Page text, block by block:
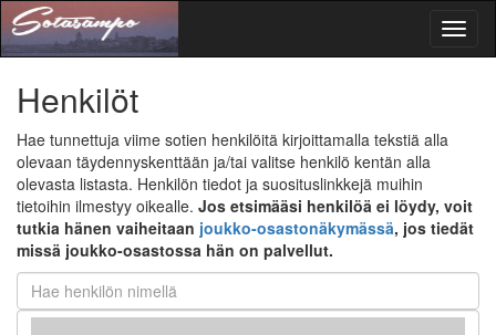
Henkilöt
Hae tunnettuja viime sotien henkilöitä kirjoittamalla tekstiä alla
olevaan täydennyskenttään ja/tai valitse henkilö kentän alla
olevasta listasta. Henkilön tiedot ja suosituslinkkejä muihin
tietoihin ilmestyy oikealle. Jos etsimääsi henkilöä ei löydy, voit
tutkia hänen vaiheitaan joukko-osastonäkymässä, jos tiedät
missä joukko-osastossa hän on palvellut.